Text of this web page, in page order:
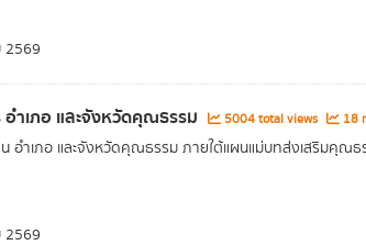
ำเภอ และจังหวัดคุณธรรม 5004 total views 18
ำเภอ และจังหวัดคุณธรรม ภายใต้แผนแม่บทส่งเสริมคุณธ